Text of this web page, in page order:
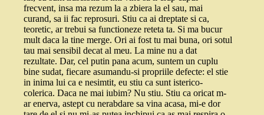
frecvent, insa ma rezum la a zbiera la el sau, mai
curand, sa ii fac reprosuri. Stiu ca ai dreptate si ca,
teoretic, ar trebui sa functioneze reteta ta. Si ma bucur
mult daca la tine merge. Ori ai fost tu mai buna, ori sotul
tau mai sensibil decat al meu. La mine nu a dat
rezultate. Dar, cel putin pana acum, suntem un cuplu
bine sudat, fiecare asumandu-si propriile defecte: el stie
in inima lui ca e nesimtit, eu stiu ca sunt isterico-
colerica. Daca ne mai iubim? Nu stiu. Stiu ca oricat m-
ar enerva, astept cu nerabdare sa vina acasa, mi-e dor